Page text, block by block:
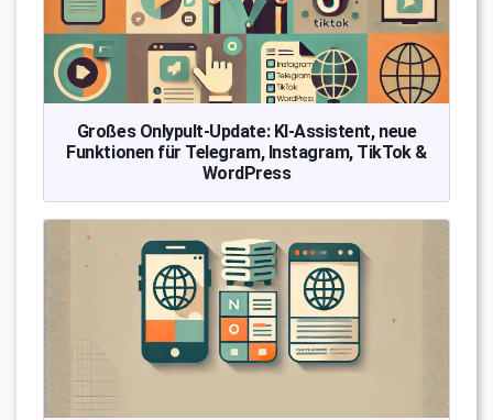
Großes Onlypult-Update: KI-Assistent, neue
Funktionen für Telegram, Instagram, TikTok &
WordPress